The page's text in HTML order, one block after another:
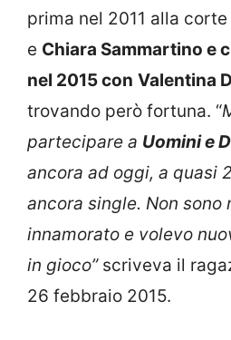
prima nel 2011 alla corte
e Chiara Sammartino e
nel 2015 con Valentina
trovando però fortuna. “
partecipare a Uomini e
ancora ad oggi, a quasi
ancora single. Non sono
innamorato e volevo
in gioco”scriveva il
26 febbraio 2015.